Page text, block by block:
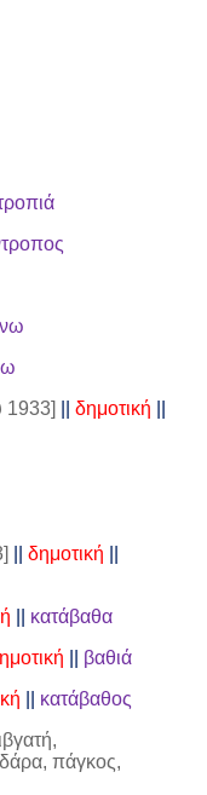
1933]
δημοτική
δημοτική
κατάβαθα
βαθιά
κατάβαθος
ιβγατή,
πάγκος,